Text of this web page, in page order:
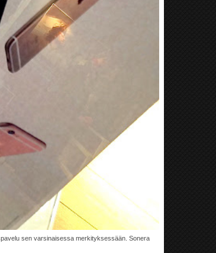
sen varsinaisessa merkityksessään. Sonera